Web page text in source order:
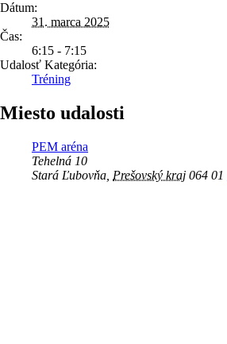
Dátum:
31. marca 2025
Čas:
6:15 - 7:15
Udalosť Kategória:
Tréning
Miesto udalosti
PEM aréna
Tehelná 10
Stará Ľubovňa Prešovský kraj 064 01